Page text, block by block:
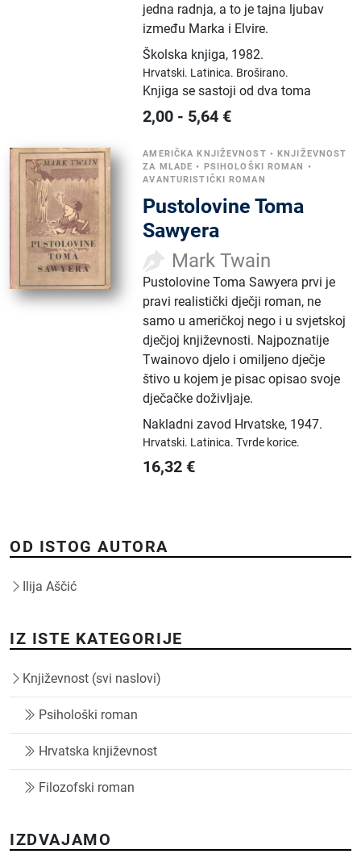
jedna radnja, a to je tajna ljubav
između Marka i Elvire.
Školska knjiga, 1982.
Hrvatski. Latinica. Broširano.
Knjiga se sastoji od dva toma
2,00 - 5,64 €
AMERIČKA KNJIŽEVNOST •KNJIŽEVNOST
ZA MLADE • PSIHOLOŠKI ROMAN •
AVANTURISTIČKI ROMAN
Pustolovine Toma
Sawyera
Mark Twain
Pustolovine Toma Sawyera prvi je
pravi realistički dječji roman, ne
samo u američkoj nego i u svjetskoj
dječjoj književnosti. Najpoznatije
Twainovo djelo i omiljeno dječje
štivo u kojem je pisac opisao svoje
dječačke doživljaje.
Nakladni zavod Hrvatske, 1947.
Hrvatski. Latinica.Tvrde korice.
16,32 €
OD ISTOG AUTORA
Ilija Aščić
IZ ISTE KATEGORIJE
Književnost (svi naslovi)
Psihološki roman
Hrvatska književnost
Filozofski roman
IZDVAJAMO